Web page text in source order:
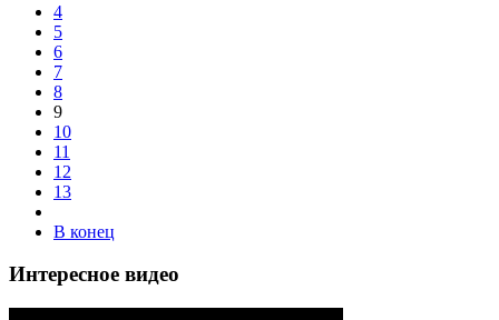
4
5
6
7
8
9
10
11
12
13
В конец
Интересное видео